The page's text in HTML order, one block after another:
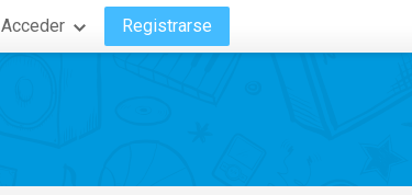
Acceder Registrarse